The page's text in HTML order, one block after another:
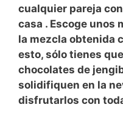
cualquier pareja
casa . Escoge unos
la mezcla obtenida
esto, sólo tienes
chocolates de
solidifiquen en la
disfrutarlos con